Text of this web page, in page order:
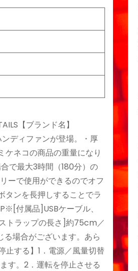
【ブランド名】
ディファンが登場。・厚
ネコの商品の重量になり
で最大3時間（180分）の
ーで使用ができるのでオフ
タンを長押しすることでラ
付属品]USBケーブル、
トラップの長さ]約75cm／
場合がございます。あら
する】1．電源／風量切替
す。2．運転を停止させる